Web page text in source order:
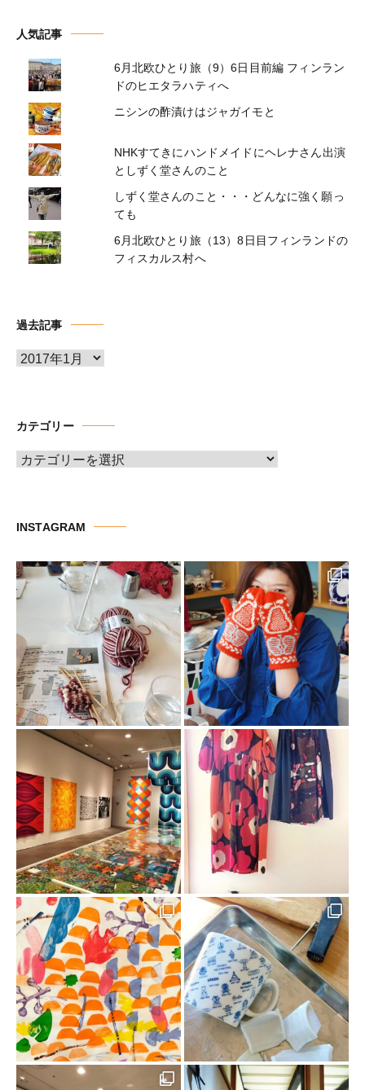
人気記事
6月北欧ひとり旅（9）6日目前編 フィンラン
ドのヒエタラハティへ
ニシンの酢漬けはジャガイモと
NHKすてきにハンドメイドにヘレナさん出演
としずく堂さんのこと
しずく堂さんのこと・・・どんなに強く願っ
ても
6月北欧ひとり旅（13）8日目フィンランドの
フィスカルス村へ
過去記事
ア
ブ
カテゴリー
カ
ー
INSTAGRAM